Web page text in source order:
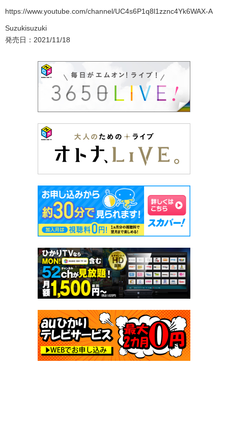
https://www.youtube.com/channel/UC4s6P1q8l1zznc4Yk6WAX-A
Suzukisuzuki
発売日：2021/11/18